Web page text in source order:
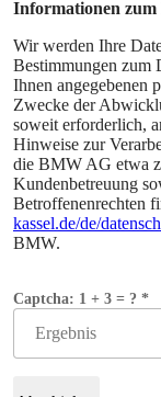
Informationen zum
Wir werden Ihre
Bestimmungen zum
Ihnen angegebenen
Zwecke der
soweit erforderlich,
Hinweise zur
die BMW AG etwa
Kundenbetreuung
Betroffenenrechten
kassel.de/de/
BMW.